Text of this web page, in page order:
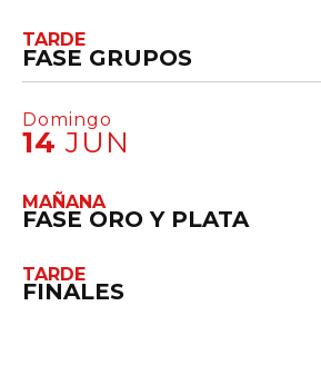
TARDE
FASE GRUPOS
Domingo
14 JUN
MAÑANA
FASE ORO Y PLATA
TARDE
FINALES